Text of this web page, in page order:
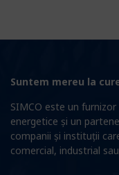
Suntem mereu la
SIMCO este un
energetice și un
companii și instituții
comercial, industrial